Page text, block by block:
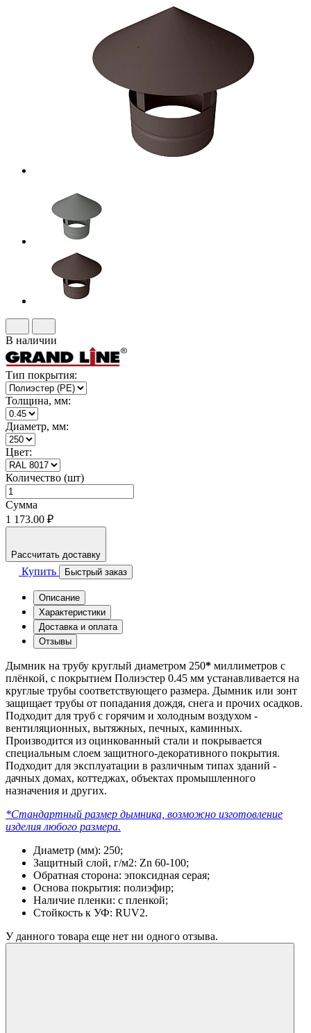
В наличии
Тип покрытия:
Толщина, мм:
Диаметр, мм:
Цвет:
Количество (шт)
Сумма
1 173.00 ₽
Рассчитать доставку
Купить Быстрый заказ
Описание
Характеристики
Доставка и оплата
Отзывы
Дымник на трубу круглый диаметром 250* миллиметров с
плёнкой, с покрытием Полиэстер 0.45 мм устанавливается на
круглые трубы соответствующего размера. Дымник или зонт
защищает трубы от попадания дождя, снега и прочих осадков.
Подходит для труб с горячим и холодным воздухом -
вентиляционных, вытяжных, печных, каминных.
Производится из оцинкованный стали и покрывается
специальным слоем защитного-декоративного покрытия.
Подходит для эксплуатации в различным типах зданий -
дачных домах, коттеджах, объектах промышленного
назначения и других.
*Стандартный размер дымника, возможно изготовление
изделия любого размера.
Диаметр (мм): 250;
Защитный слой, г/м2: Zn 60-100;
Обратная сторона: эпоксидная серая;
Основа покрытия: полиэфир;
Наличие пленки: с пленкой;
Стойкость к УФ: RUV2.
У данного товара еще нет ни одного отзыва.